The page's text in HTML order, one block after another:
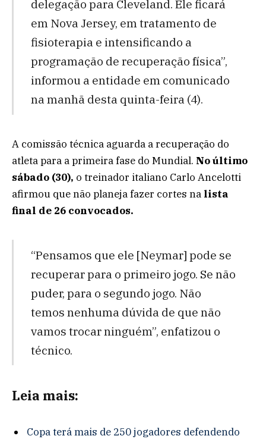
delegação para Cleveland. Ele ficará
em Nova Jersey, em tratamento de
fisioterapia e intensificando a
programação de recuperação física”,
informou a entidade em comunicado
na manhã desta quinta-feira (4).
A comissão técnica aguarda a recuperação do
atleta para a primeira fase do Mundial. No último
sábado (30), o treinador italiano Carlo Ancelotti
afirmou que não planeja fazer cortes na lista
final de 26 convocados.
“Pensamos que ele [Neymar] pode se
recuperar para o primeiro jogo. Se não
puder, para o segundo jogo. Não
temos nenhuma dúvida de que não
vamos trocar ninguém”, enfatizou o
técnico.
Leia mais:
Copa terá mais de 250 jogadores defendendo